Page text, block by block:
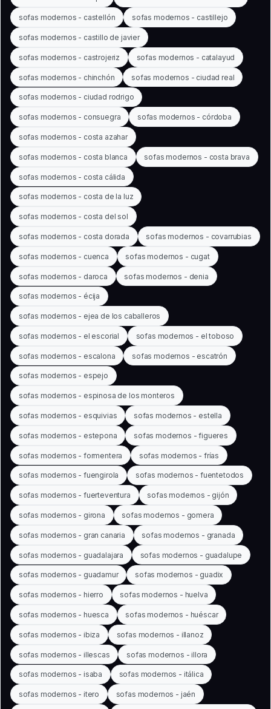
sofas modernos - castellón sofas modernos - castillejo
sofas modernos - castillo de javier
sofas modernos - castrojeriz sofas modernos - catalayud
sofas modernos - chinchón sofas modernos - ciudad real
sofas modernos - ciudad rodrigo
sofas modernos - consuegra sofas modernos - córdoba
sofas modernos - costa azahar
sofas modernos - costa blanca sofas modernos - costa brava
sofas modernos - costa cálida
sofas modernos - costa de la luz
sofas modernos - costa del sol
sofas modernos - costa dorada sofas modernos - covarrubias
sofas modernos - cuenca sofas modernos - cugat
sofas modernos - daroca sofas modernos - denia
sofas modernos - écija
sofas modernos - ejea de los caballeros
sofas modernos - el escorial sofas modernos - el toboso
sofas modernos - escalona sofas modernos - escatrón
sofas modernos - espejo
sofas modernos - espinosa de los monteros
sofas modernos - esquivias sofas modernos - estella
sofas modernos - estepona sofas modernos - figueres
sofas modernos - formentera sofas modernos - frías
sofas modernos - fuengirola sofas modernos - fuentetodos
sofas modernos - fuerteventura sofas modernos - gijón
sofas modernos - girona sofas modernos - gomera
sofas modernos - gran canaria sofas modernos - granada
sofas modernos - guadalajara sofas modernos - guadalupe
sofas modernos - guadamur sofas modernos - guadix
sofas modernos - hierro sofas modernos - huelva
sofas modernos - huesca sofas modernos - huéscar
sofas modernos - ibiza sofas modernos - illanoz
sofas modernos - illescas sofas modernos - illora
sofas modernos - isaba sofas modernos - itálica
sofas modernos - itero sofas modernos - jaén